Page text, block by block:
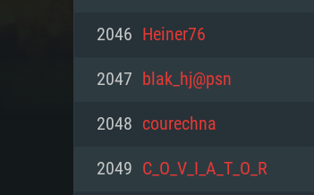
PC
2046 Heiner76
2047 blak_hj@psn
2048 courechna
2049 C_O_V_I_A_T_O_R